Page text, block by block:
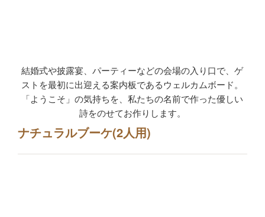
結婚式や披露宴、パーティーなどの会場の入り口で、ゲ
ストを最初に出迎える案内板であるウェルカムボード。
「ようこそ」の気持ちを、私たちの名前で作った優しい
詩をのせてお作りします。
ナチュラルブーケ(2人用)